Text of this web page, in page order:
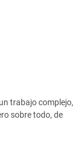
trabajo complejo,
sobre todo, de